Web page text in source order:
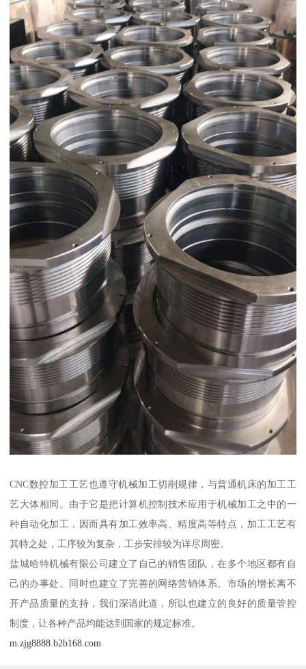
CNC数控加工工艺也遵守机械加工切削规律，与普通机床的加工工
艺大体相同。由于它是把计算机控制技术应用于机械加工之中的一
种自动化加工，因而具有加工效率高、精度高等特点，加工工艺有
其特之处，工序较为复杂，工步安排较为详尽周密。
盐城哈特机械有限公司建立了自己的销售团队，在多个地区都有自
己的办事处。同时也建立了完善的网络营销体系。市场的增长离不
开产品质量的支持，我们深谙此道，所以也建立的良好的质量管控
制度，让各种产品均能达到国家的规定标准。
m.zjg8888.b2b168.com